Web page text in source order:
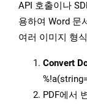
API 호출이나
용하여 Word 문
여러 이미지 형
Convert
PDF에서